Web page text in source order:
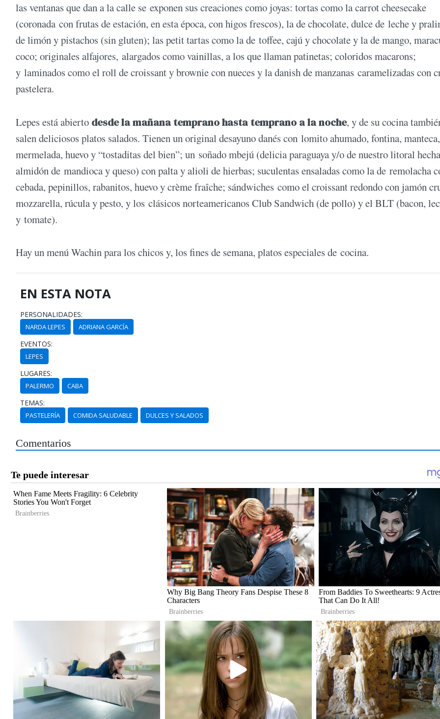
las ventanas que dan a la calle se exponen sus creaciones como joyas: tortas como la carrot cheesecake
(coronada con frutas de estación, en esta época, con higos frescos), la de chocolate, dulce de leche y
de limón y pistachos (sin gluten); las petit tartas como la de toffee, cajú y chocolate y la de mango,
coco; originales alfajores, alargados como vainillas, a los que llaman patinetas; coloridos macarons;
y laminados como el roll de croissant y brownie con nueces y la danish de manzanas caramelizadas con
pastelera.
Lepes está abierto desde la mañana temprano hasta temprano a la noche, y de su cocina
salen deliciosos platos salados. Tienen un original desayuno danés con lomito ahumado, fontina, manteca,
mermelada, huevo y “tostaditas del bien”; un soñado mbejú (delicia paraguaya y/o de nuestro litoral
almidón de mandioca y queso) con palta y alioli de hierbas; suculentas ensaladas como la de remolacha
cebada, pepinillos, rabanitos, huevo y crème fraîche; sándwiches como el croissant redondo con jamón
mozzarella, rúcula y pesto, y los clásicos norteamericanos Club Sandwich (de pollo) y el BLT (bacon,
y tomate).
Hay un menú Wachin para los chicos y, los fines de semana, platos especiales de cocina.
EN ESTA NOTA
PERSONALIDADES:
NARDA LEPES ADRIANA GARCÍA
EVENTOS:
LEPES
LUGARES:
PALERMO CABA
TEMAS:
PASTELERÍA COMIDA SALUDABLE DULCES Y SALADOS
Comentarios